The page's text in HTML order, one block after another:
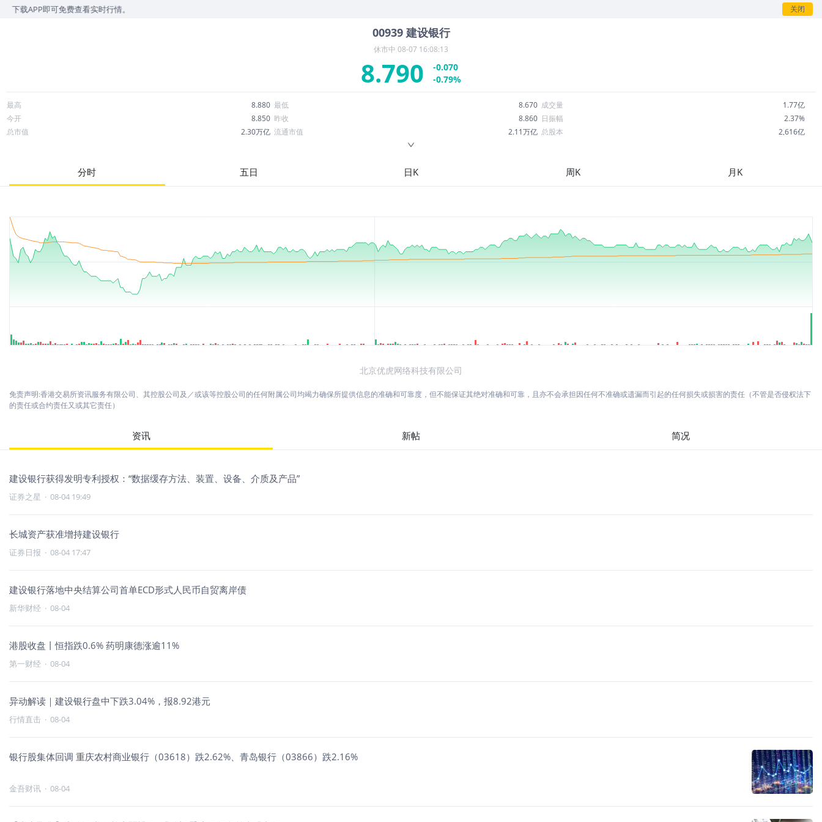
免费查看实时行情。 关闭
00939 建设银行
休市中 08-07 16:08:13
8.790
-0.070
-0.79%
最高 8.880 最低 8.670 成交量
1.77亿
今开
8.850 昨收 8.860 日振幅
2.37%
总市值
2.30万亿 流通市值 2.11万亿 总股本
2,616亿
9.360
股息
分时 五日 日K 周K 月K
北京优虎网络科技有限公司
免责声明:香港交易所资讯服务有限公司、其控股公司及／或该等控股公司的任何附属公司均竭力确保所提供信息的准确和可靠度，但不能保证其绝对准确和可靠，且亦不会承担因任何不准确或遗漏而引起的任何损失或损害的责任（不管是否侵权法下
的责任或合约责任又或其它责任）
资讯 新帖 简况
建设银行获得发明专利授权：“数据缓存方法、装置、设备、介质及产品”
证券之星 · 08-04 19:49
长城资产获准增持建设银行
证券日报 · 08-04 17:47
建设银行落地中央结算公司首单ECD形式人民币自贸离岸债
新华财经 · 08-04
港股收盘丨恒指跌0.6% 药明康德涨逾11%
第一财经 · 08-04
异动解读｜建设银行盘中下跌3.04%，报8.92港元
行情直击 · 08-04
银行股集体回调 重庆农村商业银行（03618）跌2.62%、青岛银行（03866）跌2.16%
金吾财讯 · 08-04